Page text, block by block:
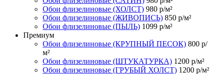
Обои флизелиновые (ХОЛСТ) 980 р/м²
Обои флизелиновые (ЖИВОПИСЬ) 850 р/м²
Обои флизелиновые (ПЫЛЬ) 1099 р/м²
Премиум
Обои флизелиновые (КРУПНЫЙ ПЕСОК) 800 р/
м²
Обои флизелиновые (ШТУКАТУРКА) 1200 р/м²
Обои флизелиновые (ГРУБЫЙ ХОЛСТ) 1200 р/м²